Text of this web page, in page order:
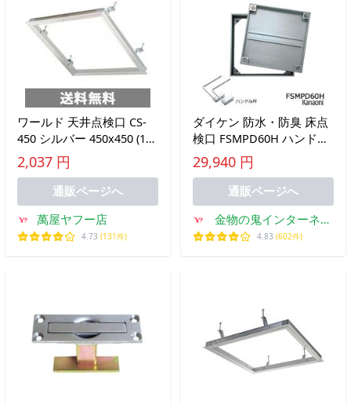
ワールド 天井点検口 CS-
450 シルバー 450x450 (1個
入り)
2,037 円
通販ページへ
萬屋ヤフー店
4.73 (131件)
ダイケン 防水・防臭 床点
検口 FSMPD60H ハンドル
付 ステンレス製 600サイ
ズ モルタル用 フロアハッ
29,940 円
通販ページへ
金物の鬼インターネッ
トショップ
4.83 (602件)